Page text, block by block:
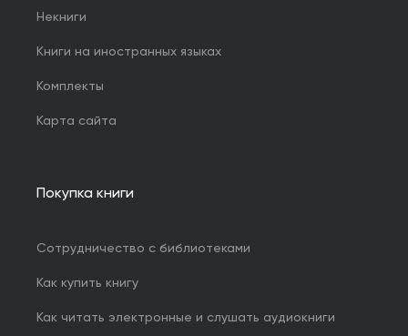
Некниги
Книги на иностранных языках
Комплекты
Карта сайта
Покупка книги
Сотрудничество с библиотеками
Как купить книгу
Как читать электронные и слушать аудиокниги